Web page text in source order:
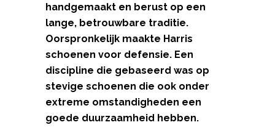
handgemaakt en berust op een
lange, betrouwbare traditie.
Oorspronkelijk maakte Harris
schoenen voor defensie. Een
discipline die gebaseerd was op
stevige schoenen die ook onder
extreme omstandigheden een
goede duurzaamheid hebben.